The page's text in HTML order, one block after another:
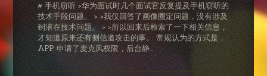
# 手机窃听 >华为面试时几个面试官反复提及手机窃听的
技术手段问题。 > >我仅回答了画像圈定问题，没有涉及
到潜在技术问题。 > >所以回来后检索了一下相关信息，
才知道原来还有侧信道攻击的事。 常规认为的方式是，
APP 申请了麦克风权限，后台静...